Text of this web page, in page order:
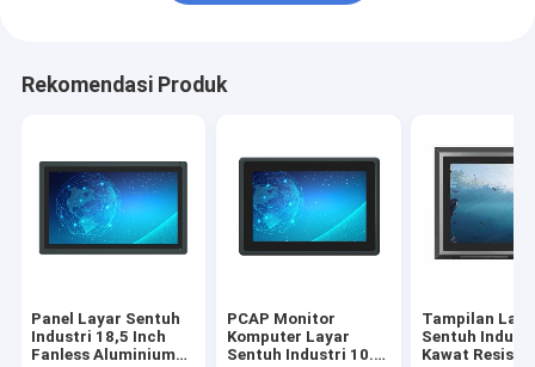
Rekomendasi Produk
Panel Layar Sentuh
Industri 18,5 Inch
Fanless Aluminium
PCAP Monitor
Komputer Layar
Sentuh Industri 10.1
Tampilan
Sentuh
Kawat Resistif